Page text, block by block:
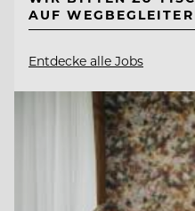
AUF
Entdecke alle Jobs